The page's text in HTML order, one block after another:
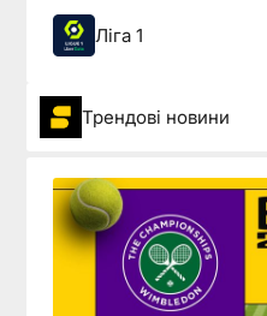
Ліга 1
Трендові новини